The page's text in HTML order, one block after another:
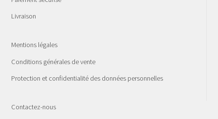
Livraison
Mentions légales
Conditions générales de vente
Protection et confidentialité des données personnelles
Contactez-nous